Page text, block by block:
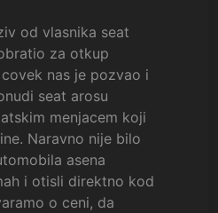
od vlasnika seat
za otkup
nas je pozvao i
seat arosu
menjacem koji
Naravno nije bilo
asena
i otisli direktno kod
o ceni, da